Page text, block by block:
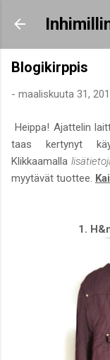
Blogikirppis
- maaliskuuta 31,
Heippa! Ajattelin
taas kertynyt
Klikkaamalla
myytävät tuottee.
1.